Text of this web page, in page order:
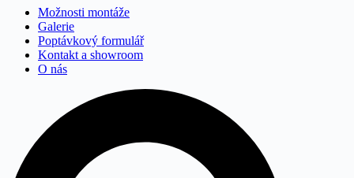
Možnosti montáže
Galerie
Poptávkový formulář
Kontakt a showroom
O nás